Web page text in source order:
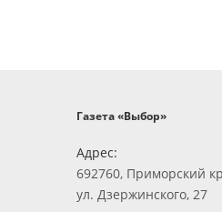
Газета «Выбор»
Адрес:
692760, Приморский
ул. Дзержинского, 27